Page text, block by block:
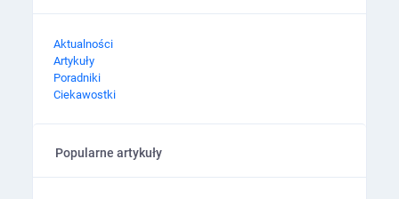
Aktualności
Artykuły
Poradniki
Ciekawostki
Popularne artykuły